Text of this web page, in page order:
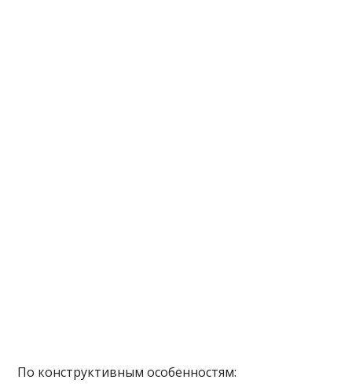
По конструктивным особенностям: